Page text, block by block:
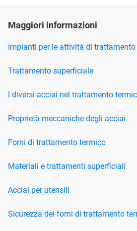
Maggiori informazioni
Impianti per le attività di
Trattamento superficiale
I diversi acciai nel trattamento
Proprietà meccaniche degli acciai
Forni di trattamento termico
Materiali e trattamenti superficiali
Acciai per utensili
Sicurezza dei forni di trattamento